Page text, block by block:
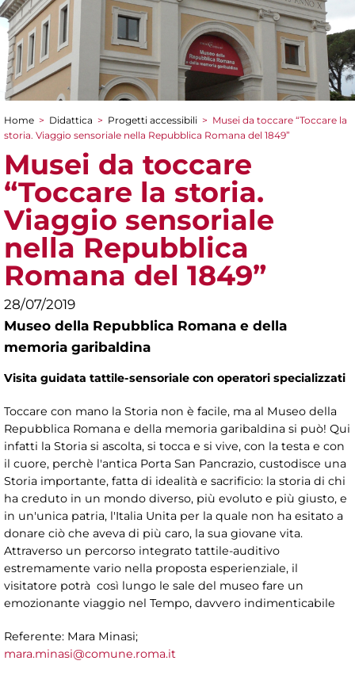
Tu sei qui
Home > Didattica > Progetti accessibili > Musei da toccare “Toccare la
storia. Viaggio sensoriale nella Repubblica Romana del 1849”
Musei da toccare
“Toccare la storia.
Viaggio sensoriale
nella Repubblica
Romana del 1849”
28/07/2019
Museo della Repubblica Romana e della
memoria garibaldina
Visita guidata tattile-sensoriale con operatori specializzati
Toccare con mano la Storia non è facile, ma al Museo della
Repubblica Romana e della memoria garibaldina si può! Qui
infatti la Storia si ascolta, si tocca e si vive, con la testa e con
il cuore, perchè l'antica Porta San Pancrazio, custodisce una
Storia importante, fatta di idealità e sacrificio: la storia di chi
ha creduto in un mondo diverso, più evoluto e più giusto, e
in un'unica patria, l'Italia Unita per la quale non ha esitato a
donare ciò che aveva di più caro, la sua giovane vita.
Attraverso un percorso integrato tattile-auditivo
estremamente vario nella proposta esperienziale, il
visitatore potrà così lungo le sale del museo fare un
emozionante viaggio nel Tempo, davvero indimenticabile
Referente: Mara Minasi;
mara.minasi@comune.roma.it